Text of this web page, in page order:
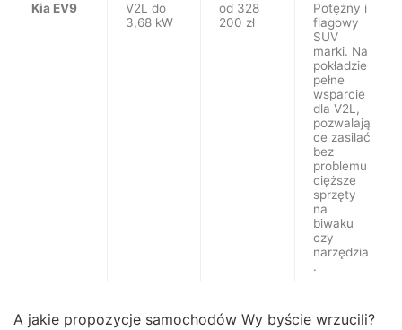
Kia EV9
V2L do
3,68 kW
od 328
200 zł
Potężny i
flagowy
SUV
marki. Na
pokładzie
pełne
wsparcie
dla V2L,
pozwalają
ce zasilać
bez
problemu
cięższe
sprzęty
na
biwaku
czy
narzędzia
.
A jakie propozycje samochodów Wy byście wrzucili?